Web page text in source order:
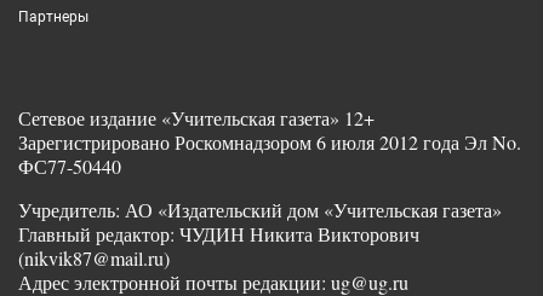
Партнеры
Сетевое издание «Учительская газета» 12+
Зарегистрировано Роскомнадзором 6 июля 2012 года Эл No.
ФС77-50440
Учредитель: АО «Издательский дом «Учительская газета»
Главный редактор: ЧУДИН Никита Викторович
(nikvik87@mail.ru)
Адрес электронной почты редакции: ug@ug.ru